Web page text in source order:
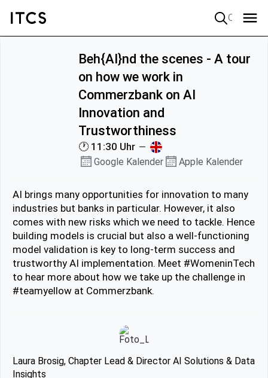
Beh{AI}nd the scenes - A tour
on how we work in
Commerzbank on AI
Innovation and
Trustworthiness
🕐 11:30 Uhr
Google Kalender Apple Kalender
AI brings many opportunities for innovation to many
industries but banks in particular. However, it also
comes with new risks which we need to tackle. Hence
building models is crucial but also a well-functioning
model validation is key to long-term success and
trustworthy AI implementation. Meet #WomeninTech
to hear more about how we take up the challenge in
#teamyellow at Commerzbank.
Laura Brosig, Chapter Lead & Director AI Solutions & Data
Insights